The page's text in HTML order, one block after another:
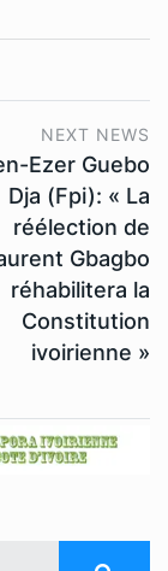
NEXT NEWS
Ezer Guebo
Dja (Fpi): « La
réélection de
Gbagbo
réhabilitera la
Constitution
ivoirienne »